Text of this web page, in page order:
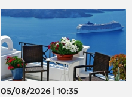
05/08/2026 | 10:35